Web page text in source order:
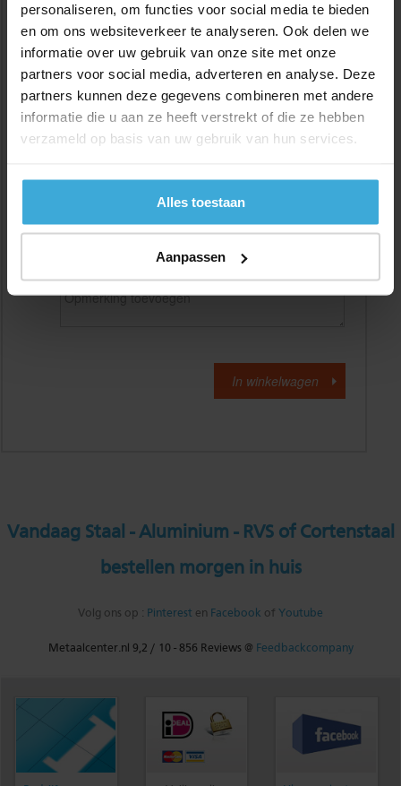
personaliseren, om functies voor social media te bieden
en om ons websiteverkeer te analyseren. Ook delen we
informatie over uw gebruik van onze site met onze
partners voor social media, adverteren en analyse. Deze
partners kunnen deze gegevens combineren met andere
informatie die u aan ze heeft verstrekt of die ze hebben
verzameld op basis van uw gebruik van hun services.
Alles toestaan
Aanpassen
Gewenste
lengtemaat in
(max. 2000 mm)
+/- 2 mm lengtetolerantie
Materiaalkosten
Alle bedragen zijn excl. 21% BTW
Vandaag Staal - Aluminium - RVS of Cortenstaal
bestellen morgen in huis
Volg ons op : Pinterest en Facebook of Youtube
Metaalcenter.nl 9,2 / 10 -856 Reviews @ Feedbackcompany